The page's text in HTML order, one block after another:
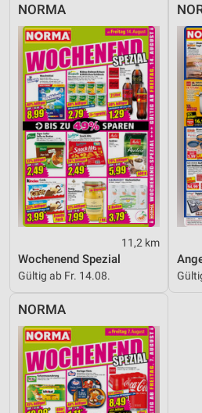
NORMA
11,2 km
Wochenend Spezial
Gültig ab Fr. 14.08.
NORMA